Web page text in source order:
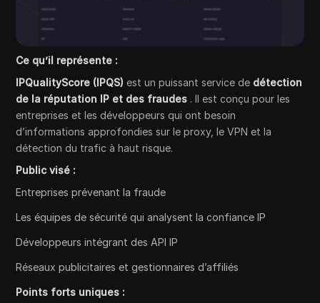
Ce qu’il représente :
IPQualityScore (IPQS) est un puissant service de détection
de la réputation IP et des fraudes . Il est conçu pour les
entreprises et les développeurs qui ont besoin
d’informations approfondies sur le proxy, le VPN et la
détection du trafic à haut risque.
Public visé :
Entreprises prévenant la fraude
Les équipes de sécurité qui analysent la confiance IP
Développeurs intégrant des API IP
Réseaux publicitaires et gestionnaires d’affiliés
Points forts uniques :